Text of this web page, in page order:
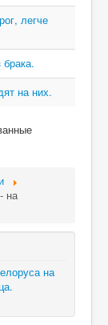
легче
на них.
на
на